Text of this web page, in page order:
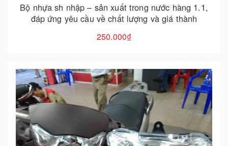
Bộ nhựa sh nhập – sản xuất trong nước hàng 1.1,
đáp ứng yêu cầu về chất lượng và giá thành
250.000₫